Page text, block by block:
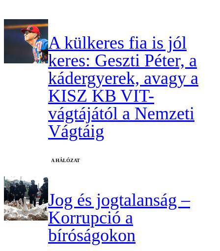
A külkeres fia is jól
keres: Geszti Péter, a
kádergyerek, avagy a
KISZ KB VIT-
vágtájától a Nemzeti
Vágtáig
A HÁLÓZAT
Jog és jogtalanság –
Korrupció a
bíróságokon